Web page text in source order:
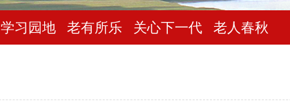
学习园地 老有所乐 关心下一代 老人春秋